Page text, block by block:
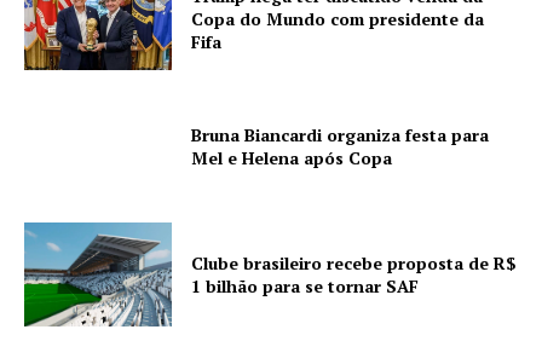
Copa do Mundo com presidente da
Fifa
Bruna Biancardi organiza festa para
Mel e Helena após Copa
Clube brasileiro recebe proposta de R$
1 bilhão para se tornar SAF